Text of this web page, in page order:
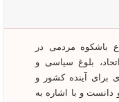
باشکوه مردمی در
بلوغ سیاسی و
برای آینده کشور و
دانست و با اشاره به